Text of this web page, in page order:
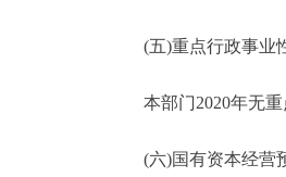
(五)重点行政事业
本部门2020年无重
(六)国有资本经营